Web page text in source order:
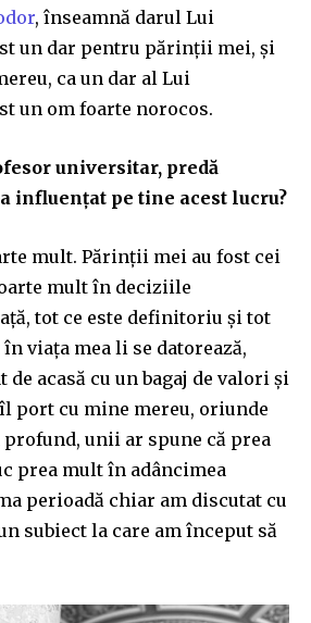
, înseamnă darul Lui
un dar pentru părinții mei, și
ca un dar al Lui
un om foarte norocos.
universitar, predă
influențat pe tine acest lucru?
mult. Părinții mei au fost cei
mult în deciziile
tot ce este definitoriu și tot
viața mea li se datorează,
de acasă cu un bagaj de valori și
port cu mine mereu, oriunde
profund, unii ar spune că prea
prea mult în adâncimea
perioadă chiar am discutat cu
subiect la care am început să